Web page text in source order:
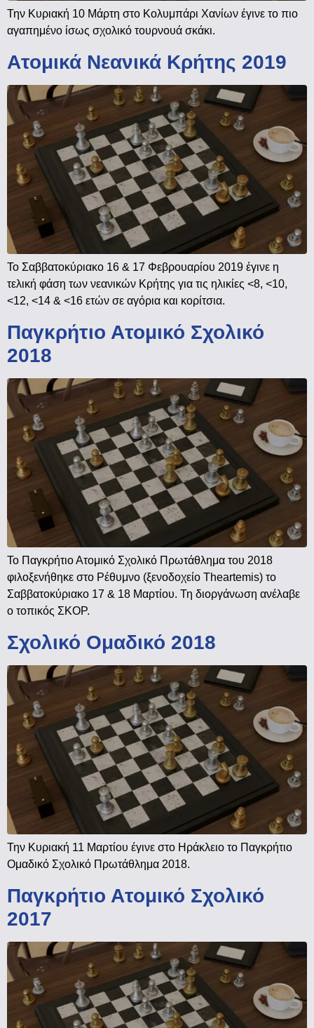
Την Κυριακή 10 Μάρτη στο Κολυμπάρι Χανίων έγινε το πιο
αγαπημένο ίσως σχολικό τουρνουά σκάκι.
Ατομικά Νεανικά Κρήτης 2019
Το Σαββατοκύριακο 16 & 17 Φεβρουαρίου 2019 έγινε η
τελική φάση των νεανικών Κρήτης για τις ηλικίες <8, <10,
<12, <14 & <16 ετών σε αγόρια και κορίτσια.
Παγκρήτιο Ατομικό Σχολικό
2018
Το Παγκρήτιο Ατομικό Σχολικό Πρωτάθλημα του 2018
φιλοξενήθηκε στο Ρέθυμνο (ξενοδοχείο Theartemis) το
Σαββατοκύριακο 17 & 18 Μαρτίου. Τη διοργάνωση ανέλαβε
ο τοπικός ΣΚΟΡ.
Σχολικό Ομαδικό 2018
Την Κυριακή 11 Μαρτίου έγινε στο Ηράκλειο το Παγκρήτιο
Ομαδικό Σχολικό Πρωτάθλημα 2018.
Παγκρήτιο Ατομικό Σχολικό
2017